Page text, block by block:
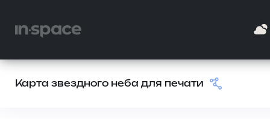
Карта звездного неба для печати